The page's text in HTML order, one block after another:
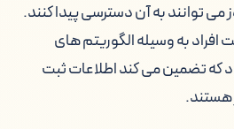
می توانند به آن دسترسی پیدا کنند.
به وسیله الگوریتم های
که تضمین می کند اطلاعات ثبت